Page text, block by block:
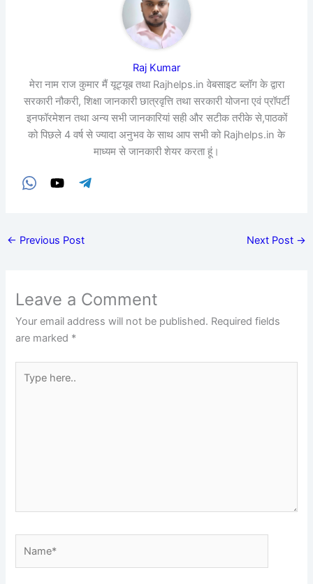
Raj Kumar
मेरा नाम राज कुमार मैं यूट्यूब तथा Rajhelps.in वेबसाइट ब्लॉग के द्वारा
सरकारी नौकरी, शिक्षा जानकारी छात्रवृत्ति तथा सरकारी योजना एवं प्रॉपर्टी
इनफॉरमेशन तथा अन्य सभी जानकारियां सही और सटीक तरीके से,पाठकों
को पिछले 4 वर्ष से ज्यादा अनुभव के साथ आप सभी को Rajhelps.in के
माध्यम से जानकारी शेयर करता हूं।
← Previous Post Next Post →
Leave a Comment
Your email address will not be published. Required fields
are marked *
here..